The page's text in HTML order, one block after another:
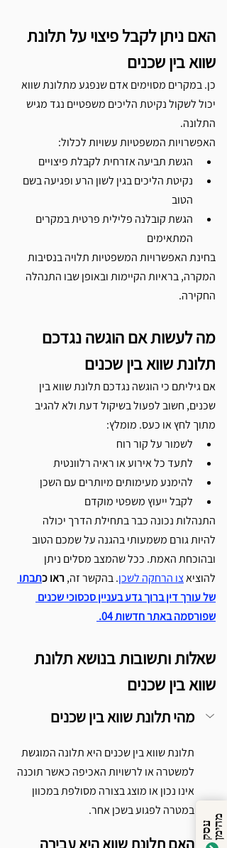
האם ניתן לקבל פיצוי על תלונת
שווא בין שכנים
כן. במקרים מסוימים אדם שנפגע מתלונת שווא
יכול לשקול נקיטת הליכים משפטיים נגד מגיש
התלונה.
האפשרויות המשפטיות עשויות לכלול:
הגשת תביעה אזרחית לקבלת פיצויים
נקיטת הליכים בגין לשון הרע ופגיעה בשם
הטוב
הגשת קובלנה פלילית פרטית במקרים
המתאימים
בחינת האפשרויות המשפטיות תלויה בנסיבות
המקרה, בראיות הקיימות ובאופן שבו התנהלה
החקירה.
מה לעשות אם הוגשה נגדכם
תלונת שווא בין שכנים
אם גיליתם כי הוגשה נגדכם תלונת שווא בין
שכנים, חשוב לפעול בשיקול דעת ולא להגיב
מתוך לחץ או כעס. מומלץ:
לשמור על קור רוח
לתעד כל אירוע או ראיה רלוונטית
להימנע מעימותים מיותרים עם השכן
לקבל ייעוץ משפטי מוקדם
התנהלות נכונה כבר בתחילת הדרך יכולה
להיות גורם משמעותי בהגנה על שמכם הטוב
ובהוכחת האמת. ככל שהמצב מסלים ניתן
להוציא צו הרחקה לשכן. בהקשר זה, ראו כתבתו
של עורך דין ברוך גדע בעניין סכסוכי שכנים
שפורסמה באתר חדשות 04.
שאלות ותשובות בנושא תלונת
שווא בין שכנים
מהי תלונת שווא בין שכנים
תלונת שווא בין שכנים היא תלונה המוגשת
למשטרה או לרשויות האכיפה כאשר תוכנה
אינו נכון או מוצג בצורה מסולפת במכוון
במטרה לפגוע בשכן אחר.
האם תלונת שווא היא עבירה
ע
ס
ק מ ה
י
מ ן